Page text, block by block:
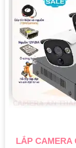
LẮP CAMERA